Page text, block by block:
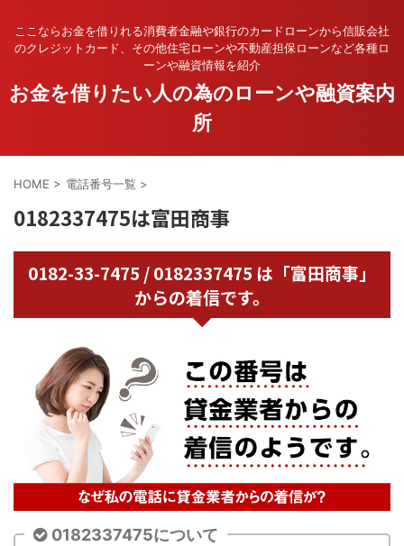
ここならお金を借りれる消費者金融や銀行のカードローンから信販会社
のクレジットカード、その他住宅ローンや不動産担保ローンなど各種ロ
ーンや融資情報を紹介
お金を借りたい人の為のローンや融資案内
所
HOME > 電話番号一覧 >
0182337475は富田商事
0182-33-7475 / 0182337475 は「富田商事」
からの着信です。
0182337475について